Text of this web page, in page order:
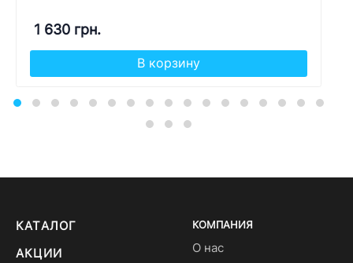
1 630 грн.
В корзину
КАТАЛОГ
АКЦИИ
КОМПАНИЯ
О нас